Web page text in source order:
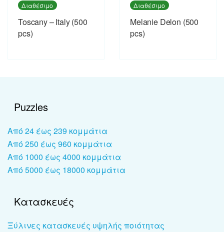
Διαθέσιμο
Toscany – Italy (500
pcs)
Διαθέσιμο
Melanie Delon (500
pcs)
Puzzles
Από 24 έως 239 κομμάτια
Από 250 έως 960 κομμάτια
Από 1000 έως 4000 κομμάτια
Από 5000 έως 18000 κομμάτια
Κατασκευές
Ξύλινες κατασκευές υψηλής ποιότητας